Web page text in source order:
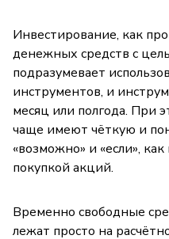
Инвестирование, как
денежных средств с
подразумевает
инструментов, и
месяц или полгода. При
чаще имеют чёткую и
«возможно» и «если», как
покупкой акций.
Временно свободные
лежат просто на